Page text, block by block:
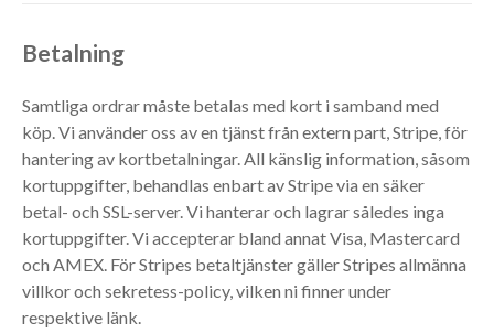
Betalning
Samtliga ordrar måste betalas med kort i samband med
köp. Vi använder oss av en tjänst från extern part, Stripe, för
hantering av kortbetalningar. All känslig information, såsom
kortuppgifter, behandlas enbart av Stripe via en säker
betal- och SSL-server. Vi hanterar och lagrar således inga
kortuppgifter. Vi accepterar bland annat Visa, Mastercard
och AMEX. För Stripes betaltjänster gäller Stripes allmänna
villkor och sekretess-policy, vilken ni finner under
respektive länk.